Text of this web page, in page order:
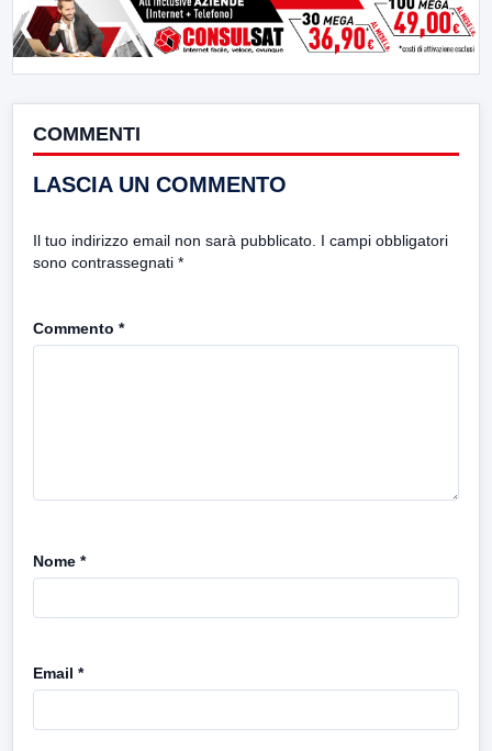
COMMENTI
LASCIA UN COMMENTO
Il tuo indirizzo email non sarà pubblicato. I campi obbligatori
sono contrassegnati *
Commento *
Nome *
Email *